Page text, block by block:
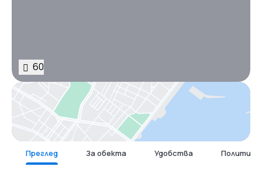
60
Карта
Преглед За обекта Удобства Политика